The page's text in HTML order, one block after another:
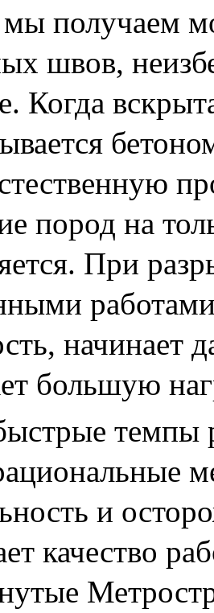
мы получаем
швов,
Когда
пород на
При
начинает
большую
темпы
и
качество